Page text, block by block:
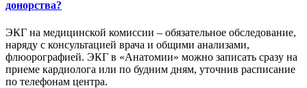
донорства?
ЭКГ на медицинской комиссии – обязательное обследование,
наряду с консультацией врача и общими анализами,
флюорографией. ЭКГ в «Анатомии» можно записать сразу на
приеме кардиолога или по будним дням, уточнив расписание
по телефонам центра.